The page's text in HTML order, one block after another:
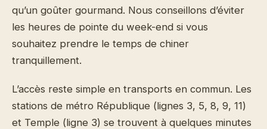
qu’un goûter gourmand. Nous conseillons d’éviter
les heures de pointe du week-end si vous
souhaitez prendre le temps de chiner
tranquillement.
L’accès reste simple en transports en commun. Les
stations de métro République (lignes 3, 5, 8, 9, 11)
et Temple (ligne 3) se trouvent à quelques minutes